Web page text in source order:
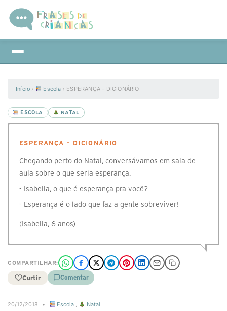
Início › Escola › ESPERANÇA - DICIONÁRIO
ESCOLA NATAL
ESPERANÇA - DICIONÁRIO
Chegando perto do Natal, conversávamos em sala de
aula sobre o que seria esperança.
- Isabella, o que é esperança pra você?
- Esperança é o lado que faz a gente sobreviver!
(Isabella, 6 anos)
COMPARTILHAR:
Curtir Comentar
20/12/2018 • Escola , Natal